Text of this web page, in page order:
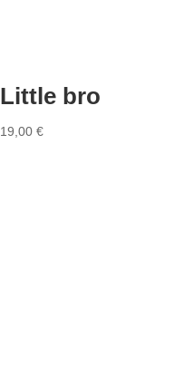
Little bro
19,00 €